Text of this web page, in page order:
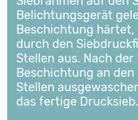
Belichtungsgerät
Beschichtung härtet,
durch den
Stellen aus. Nach
Beschichtung an
Stellen
das fertige Drucksieb.